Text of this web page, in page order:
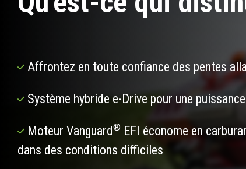
Affrontez en toute confiance des pentes
Système hybride e-Drive pour une
Moteur Vanguard® EFI économe en
dans des conditions difficiles